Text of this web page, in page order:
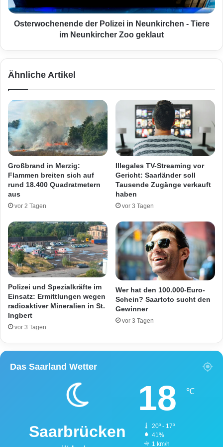
r
e
i
b
r
u
h
i
e
g
e
l
s
b
e
r
g
h
e
r
P
o
l
i
e
n
e
u
n
k
i
r
c
h
e
n
-
Osterwochenende der Polizei in Neunkirchen - Tiere
im Neunkircher Zoo geklaut
Ähnliche Artikel
Großbrand in Merzig:
Flammen breiten sich auf
rund 18.400 Quadratmetern
aus
vor 2 Tagen
Illegales TV-Streaming vor
Gericht: Saarländer soll
Tausende Zugänge verkauft
haben
vor 3 Tagen
Polizei und Spezialkräfte im
Einsatz: Ermittlungen wegen
radioaktiver Mineralien in St.
Ingbert
vor 3 Tagen
Wer hat den 100.000-Euro-
Schein? Saartoto sucht den
Gewinner
vor 3 Tagen
Das Saarland Wetter
Saarbrücken
18 ℃
20º - 17º
41%
1 km/h